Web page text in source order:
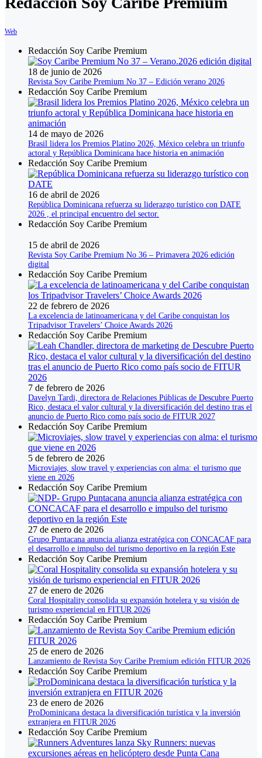
Web
Redacción Soy Caribe Premium
18 de junio de 2026
Revista Soy Caribe Premium No 37 – Edición verano 2026
Redacción Soy Caribe Premium
14 de mayo de 2026
Brasil lidera los Premios Platino 2026, México celebra un triunfo
actoral y República Dominicana hace historia en animación
Redacción Soy Caribe Premium
16 de abril de 2026
República Dominicana refuerza su liderazgo turístico con DATE
2026 , el principal encuentro del sector.
Redacción Soy Caribe Premium
15 de abril de 2026
Revista Soy Caribe Premium No 36 – Primavera 2026 edición
digital
Redacción Soy Caribe Premium
22 de febrero de 2026
La excelencia de latinoamericana y del Caribe conquistan los
Tripadvisor Travelers’ Choice Awards 2026
Redacción Soy Caribe Premium
7 de febrero de 2026
Davelyn Tardi, directora de Relaciones Públicas de Descubre Puerto
Rico, destaca el valor cultural y la diversificación del destino tras el
anuncio de Puerto Rico como país socio de FITUR 2027
Redacción Soy Caribe Premium
5 de febrero de 2026
Microviajes, slow travel y experiencias con alma: el turismo que
viene en 2026
Redacción Soy Caribe Premium
27 de enero de 2026
Grupo Puntacana anuncia alianza estratégica con CONCACAF para
el desarrollo e impulso del turismo deportivo en la región Este
Redacción Soy Caribe Premium
27 de enero de 2026
Coral Hospitality consolida su expansión hotelera y su visión de
turismo experiencial en FITUR 2026
Redacción Soy Caribe Premium
25 de enero de 2026
Lanzamiento de Revista Soy Caribe Premium edición FITUR 2026
Redacción Soy Caribe Premium
23 de enero de 2026
ProDominicana destaca la diversificación turística y la inversión
extranjera en FITUR 2026
Redacción Soy Caribe Premium